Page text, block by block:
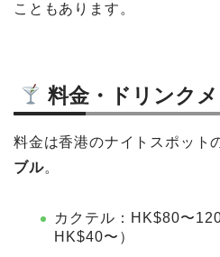
こともあります。
料金・ドリンク
料金は香港のナイトスポット
ブル。
カクテル：HK$80〜
HK$40〜）